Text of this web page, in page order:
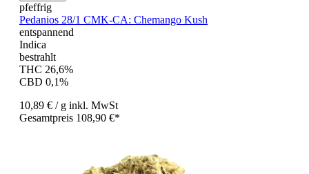
pfeffrig
Pedanios 28/1 CMK-CA: Chemango Kush
entspannend
Indica
bestrahlt
THC 26,6%
CBD 0,1%
10,89 € / g inkl. MwSt
Gesamtpreis 108,90 €*